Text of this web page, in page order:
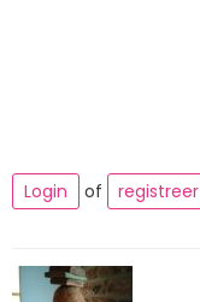
Login of registreer